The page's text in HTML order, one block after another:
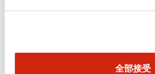
全部接受